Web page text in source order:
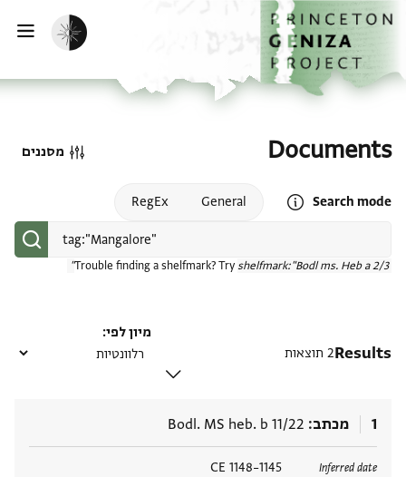
דילוג לתוכן
דף הבית
הפעלת מצב כהה
Documents
Search mode
Open search mode help
General
RegEx
Trouble finding a shelfmark? Try shelfmark:"Bodl ms. Heb a 2/3"
מסננים
Results2 תוצאות
מיון לפי
1 מכתב Bodl. MS heb. b 11/22
Inferred date
1145–1148 CE תגים